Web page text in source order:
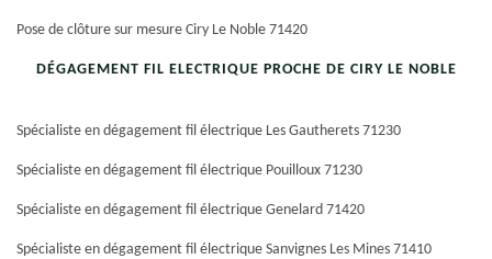
Pose de clôture sur mesure Ciry Le Noble 71420
DÉGAGEMENT FIL ELECTRIQUE PROCHE DE CIRY LE NOBLE
Spécialiste en dégagement fil électrique Les Gautherets 71230
Spécialiste en dégagement fil électrique Pouilloux 71230
Spécialiste en dégagement fil électrique Genelard 71420
Spécialiste en dégagement fil électrique Sanvignes Les Mines 71410